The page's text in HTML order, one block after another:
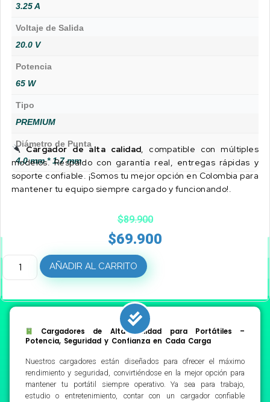
3.25 A
Voltaje de Salida
20.0 V
Potencia
65 W
Tipo
PREMIUM
Diámetro de Punta
4.0 mm * 1.7 mm
Cargador de alta calidad, compatible con múltiples
modelos. Respaldo con garantía real, entregas rápidas y
soporte confiable. ¡Somos tu mejor opción en Colombia para
mantener tu equipo siempre cargado y funcionando!.
$89.900
$69.900
AÑADIR AL CARRITO
Cargadores de Alta Calidad para Portátiles –
Potencia, Seguridad y Confianza en Cada Carga
Nuestros cargadores están diseñados para ofrecer el máximo
rendimiento y seguridad, convirtiéndose en la mejor opción para
mantener tu portátil siempre operativo. Ya sea para trabajo,
estudio o entretenimiento, contar con un cargador confiable